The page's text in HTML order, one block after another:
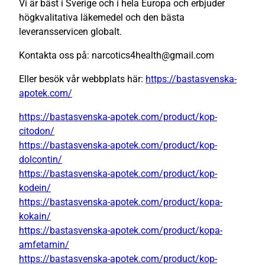
Vi är bäst i Sverige och i hela Europa och erbjuder
högkvalitativa läkemedel och den bästa
leveransservicen globalt.
Kontakta oss på: narcotics4health@gmail.com
Eller besök vår webbplats här: https://bastasvenska-
apotek.com/
https://bastasvenska-apotek.com/product/kop-
citodon/
https://bastasvenska-apotek.com/product/kop-
dolcontin/
https://bastasvenska-apotek.com/product/kop-
kodein/
https://bastasvenska-apotek.com/product/kopa-
kokain/
https://bastasvenska-apotek.com/product/kopa-
amfetamin/
https://bastasvenska-apotek.com/product/kop-